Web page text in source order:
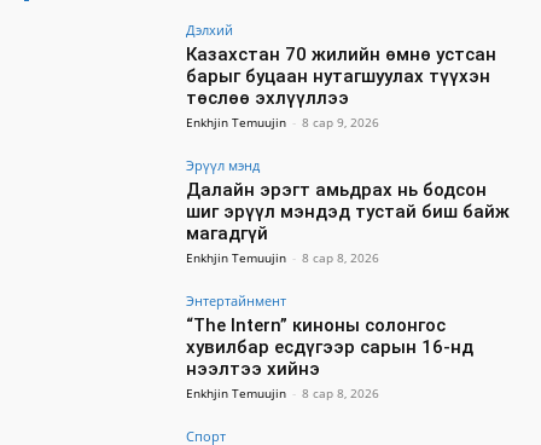
Дэлхий
Казахстан 70 жилийн өмнө устсан
барыг буцаан нутагшуулах түүхэн
төслөө эхлүүллээ
Enkhjin Temuujin - 8 сар 9, 2026
Эрүүл мэнд
Далайн эрэгт амьдрах нь бодсон
шиг эрүүл мэндэд тустай биш байж
магадгүй
Enkhjin Temuujin - 8 сар 8, 2026
Энтертайнмент
“The Intern” киноны солонгос
хувилбар есдүгээр сарын 16-нд
нээлтээ хийнэ
Enkhjin Temuujin - 8 сар 8, 2026
Спорт